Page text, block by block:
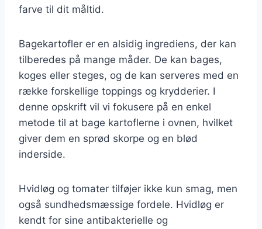
farve til dit måltid.
Bagekartofler er en alsidig ingrediens, der kan
tilberedes på mange måder. De kan bages,
koges eller steges, og de kan serveres med en
række forskellige toppings og krydderier. I
denne opskrift vil vi fokusere på en enkel
metode til at bage kartoflerne i ovnen, hvilket
giver dem en sprød skorpe og en blød
inderside.
Hvidløg og tomater tilføjer ikke kun smag, men
også sundhedsmæssige fordele. Hvidløg er
kendt for sine antibakterielle og